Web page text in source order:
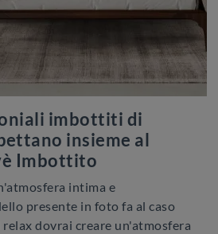
imbottiti di
insieme al
Imbottito
intima e
presente in foto fa al caso
dovrai creare un'atmosfera